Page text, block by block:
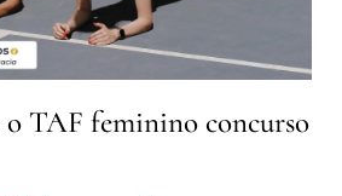
o TAF feminino concurso